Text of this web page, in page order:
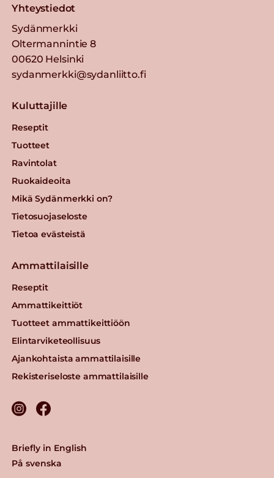
Yhteystiedot
Sydänmerkki
Oltermannintie 8
00620 Helsinki
sydanmerkki@sydanliitto.fi
Kuluttajille
Reseptit
Tuotteet
Ravintolat
Ruokaideoita
Mikä Sydänmerkki on?
Tietosuojaseloste
Tietoa evästeistä
Ammattilaisille
Reseptit
Ammattikeittiöt
Tuotteet ammattikeittiöön
Elintarviketeollisuus
Ajankohtaista ammattilaisille
Rekisteriseloste ammattilaisille
Briefly in English
På svenska